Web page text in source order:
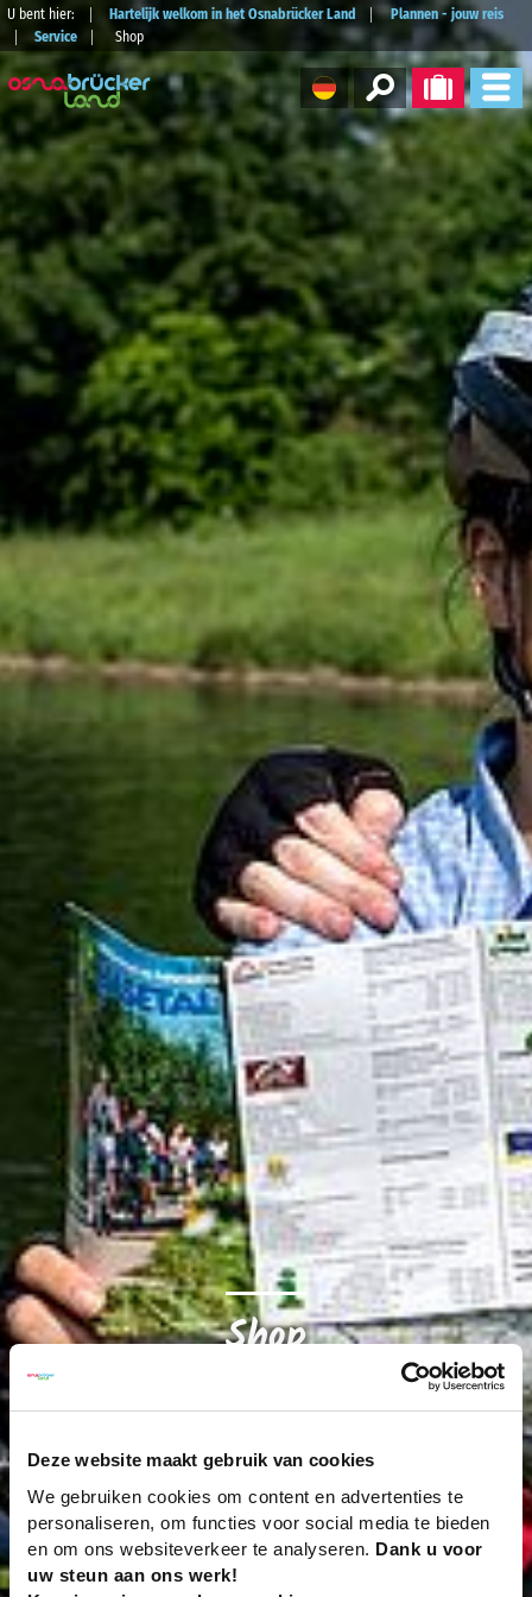
Deze website maakt gebruik van cookies
We gebruiken cookies om content en advertenties te
personaliseren, om functies voor social media te bieden
en om ons websiteverkeer te analyseren. Dank u voor
uw steun aan ons werk!
U bent hier: Hartelijk welkom in het Osnabrücker Land
Plannen - jouw reis
Service
Shop
Shop